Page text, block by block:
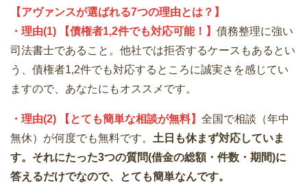
【アヴァンスが選ばれる7つの理由とは？】
・理由(1) 【債権者1,2件でも対応可能！】 債務整理に強い
司法書士であること。他社では拒否するケースもあるとい
う、債権者1,2件でも対応するところに誠実さを感じてい
ますので、あなたにもオススメです。
・理由(2) 【とても簡単な相談が無料】 全国で相談（年中
無休）が何度でも無料です。 土日も休まず対応していま
す。それにたった3つの質問(借金の総額・件数・期間)に
答えるだけでなので、とても簡単なんです。